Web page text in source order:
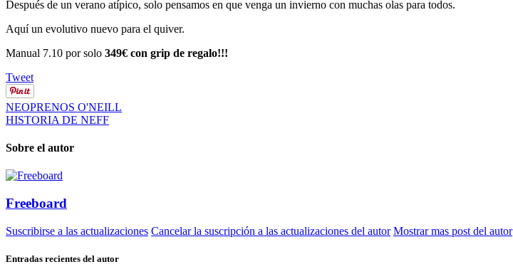
Después de un verano atípico, solo pensamos en que venga un invierno con muchas olas para todos.
Aquí un evolutivo nuevo para el quiver.
Manual 7.10 por solo 349€ con grip de regalo!!!
Tweet
NEOPRENOS O'NEILL
HISTORIA DE NEFF
Sobre el autor
Freeboard
Suscribirse a las actualizaciones Cancelar la suscripción a las actualizaciones del autor Mostrar mas post del autor
Entradas recientes del autor